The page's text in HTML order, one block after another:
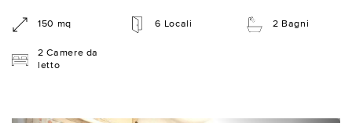
150 mq 6 Locali 2 Bagni
2 Camere da
letto